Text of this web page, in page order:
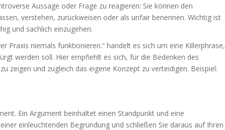
Aussage oder Frage zu reagieren: Sie können den
verstehen, zurückweisen oder als unfair benennen. Wichtig ist
und sachlich einzugehen.
Praxis niemals funktionieren.“ handelt es sich um eine Killerphrase,
werden soll. Hier empfiehlt es sich, für die Bedenken des
zeigen und zugleich das eigene Konzept zu verteidigen. Beispiel:
Ein Argument beinhaltet einen Standpunkt und eine
einleuchtenden Begründung und schließen Sie daraus auf Ihren